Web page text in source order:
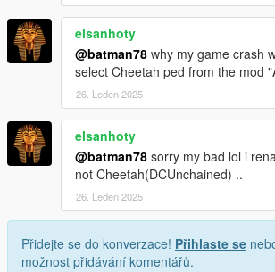
elsanhoty
@batman78 why my game crash
select Cheetah ped from the mod
26. Leden 2025
elsanhoty
@batman78 sorry my bad lol i
not Cheetah(DCUnchained) ..
26. Leden 2025
Přidejte se do konverzace! Přihlaste se
možnost přidávání komentářů.